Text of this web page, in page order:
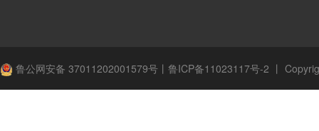
鲁公网安备 37011202001579号 丨 鲁ICP备11023117号-2 丨